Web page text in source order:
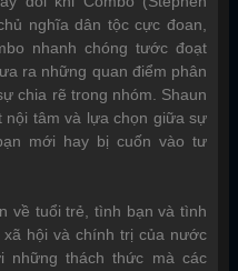
nghĩa dân tộc cực đoan,
nhanh chóng tước đoạt
ra những quan điểm phân
chia rẽ trong nhóm. Shaun
nội tâm và lựa chọn giữa sự
mới hay bị cuốn vào tư
về tuổi trẻ, tình bạn và tình
hội và chính trị của nước
những thách thức mà các